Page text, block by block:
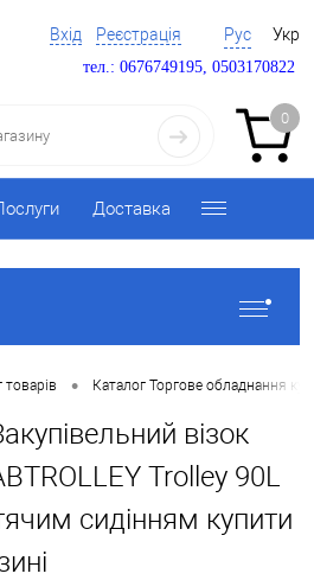
Вхід Реєстрація Рус Укр
тел.: 0676749195, 0503170822
0
Доставка
товарів • Каталог Торгове обладнання
візок
Trolley 90L
сидінням купити